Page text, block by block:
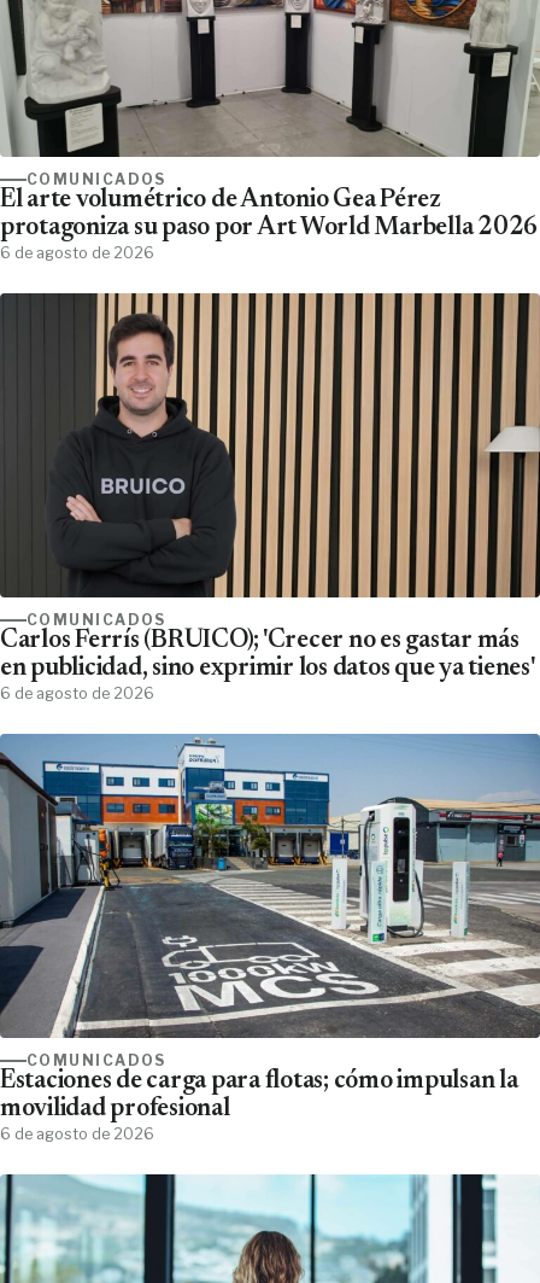
COMUNICADOS
El arte volumétrico de Antonio Gea Pérez
protagoniza su paso por Art World Marbella 2026
6 de agosto de 2026
COMUNICADOS
Carlos Ferrís (BRUICO); 'Crecer no es gastar más
en publicidad, sino exprimir los datos que ya tienes'
6 de agosto de 2026
COMUNICADOS
Estaciones de carga para flotas; cómo impulsan la
movilidad profesional
6 de agosto de 2026